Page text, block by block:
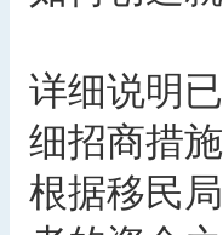
详细说明
细招商措施
根据移民